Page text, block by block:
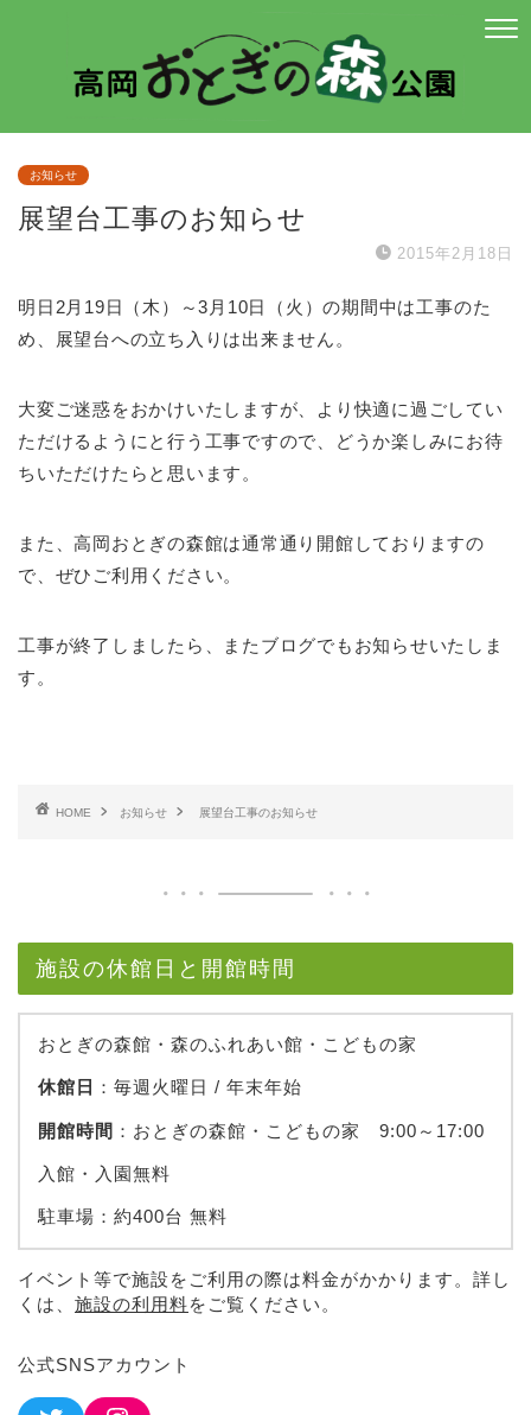
お知らせ
展望台工事のお知らせ
2015年2月18日
明日2月19日（木）～3月10日（火）の期間中は工事のた
め、展望台への立ち入りは出来ません。
大変ご迷惑をおかけいたしますが、より快適に過ごしてい
ただけるようにと行う工事ですので、どうか楽しみにお待
ちいただけたらと思います。
また、高岡おとぎの森館は通常通り開館しておりますの
で、ぜひご利用ください。
工事が終了しましたら、またブログでもお知らせいたしま
す。
HOME お知らせ 展望台工事のお知らせ
施設の休館日と開館時間
おとぎの森館・森のふれあい館・こどもの家
休館日 ：毎週火曜日 / 年末年始
開館時間 ：おとぎの森館・こどもの家 9:00～17:00
入館・入園無料
駐車場：約400台 無料
イベント等で施設をご利用の際は料金がかかります。詳し
くは、 施設の利用料をご覧ください。
公式SNSアカウント